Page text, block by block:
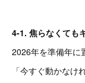
4-1. 焦らなくても
2026年を準備年に
「今すぐ動かなけ